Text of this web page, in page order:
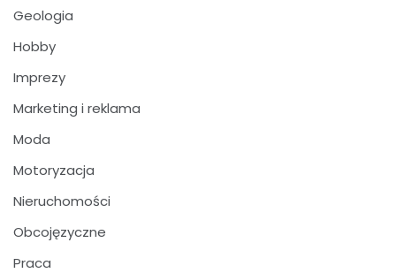
Geologia
Hobby
Imprezy
Marketing i reklama
Moda
Motoryzacja
Nieruchomości
Obcojęzyczne
Praca